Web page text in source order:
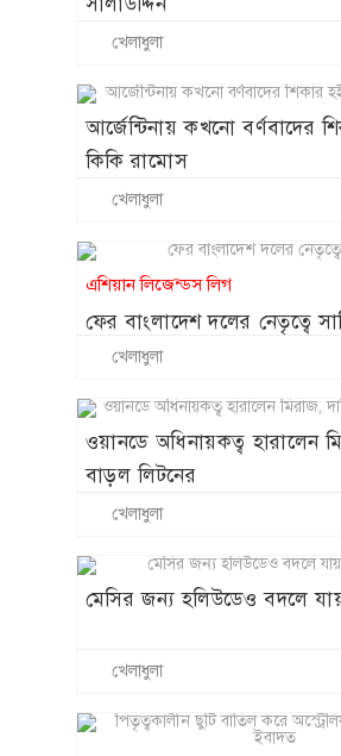
খেলাধুলা
আর্জেন্টিনায় কখনো বর্ণবাদের
কিকি রামোস
খেলাধুলা
এশিয়ান লিজেন্ডস লিগ
ফের বাংলাদেশ দলের নেতৃত্বে
খেলাধুলা
ওয়ানডে অধিনায়কত্ব হারালেন
বাড়ল লিটনের
খেলাধুলা
মেসির জন্য হলিউডেও বদলে
খেলাধুলা